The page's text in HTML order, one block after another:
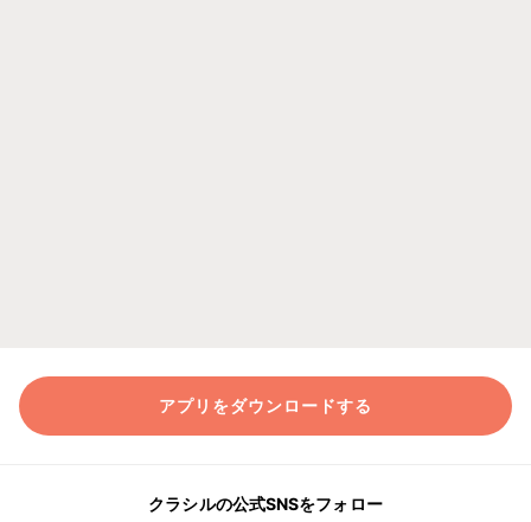
アプリをダウンロードする
クラシルの公式SNSをフォロー